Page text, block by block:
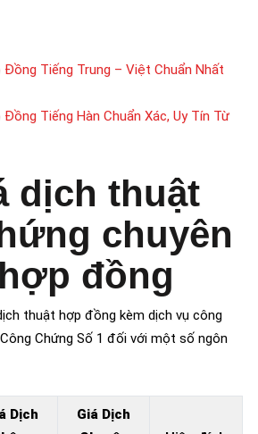
Đồng Tiếng Trung – Việt Chuẩn Nhất
Tiếng Hàn Chuẩn Xác, Uy Tín Từ
dịch thuật
chuyên
đồng
thuật hợp đồng kèm dịch vụ công
Chứng Số 1 đối với một số ngôn
Dịch
Giá Dịch